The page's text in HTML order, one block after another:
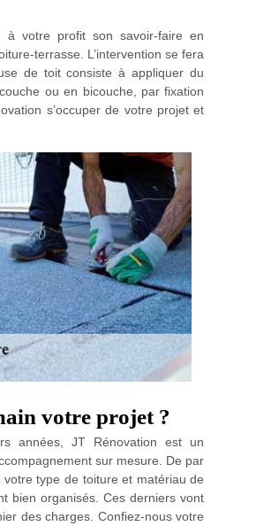
à votre profit son savoir-faire en
terrasse. L’intervention se fera
de toit consiste à appliquer du
ou en bicouche, par fixation
s’occuper de votre projet et
votre projet ?
années, JT Rénovation est un
sur mesure. De par
type de toiture et matériau de
bien organisés. Ces derniers vont
des charges. Confiez-nous votre